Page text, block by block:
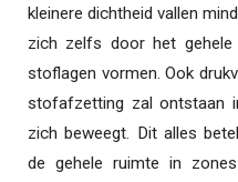
kleinere dichtheid vallen
zich zelfs door het gehele
stoflagen vormen. Ook
stofafzetting zal ontstaan
zich beweegt. Dit alles
de gehele ruimte in